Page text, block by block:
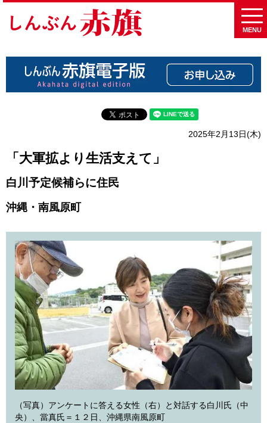
MENU
2025年2月13日(木)
「大軍拡より生活支えて」
白川予定候補らに住民
沖縄・南風原町
（写真）アンケートに答える女性（右）と対話する白川氏（中
央）、當真氏＝１２日、沖縄県南風原町